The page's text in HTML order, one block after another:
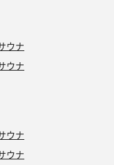
ウナ
ウナ
ウナ
ウナ